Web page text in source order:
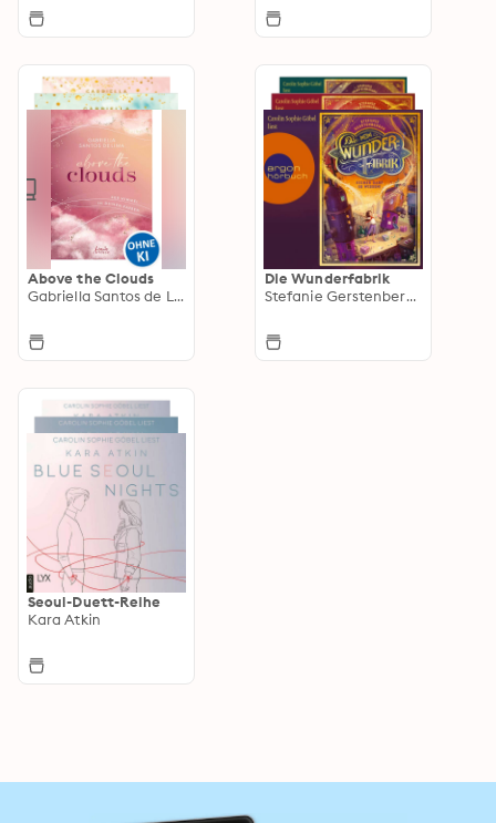
Above the Clouds
Gabriella Santos de Lima
Die Wunderfabrik
Stefanie Gerstenberger
Seoul-Duett-Reihe
Kara Atkin